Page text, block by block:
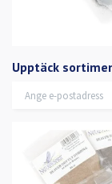
Upptäck